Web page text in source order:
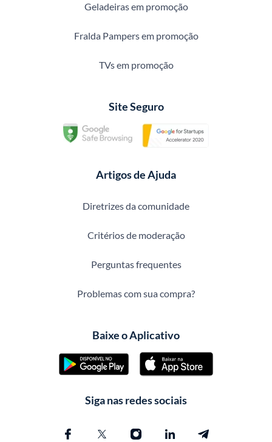
Geladeiras em promoção
Fralda Pampers em promoção
TVs em promoção
Site Seguro
Artigos de Ajuda
Diretrizes da comunidade
Critérios de moderação
Perguntas frequentes
Problemas com sua compra?
Baixe o Aplicativo
Siga nas redes sociais